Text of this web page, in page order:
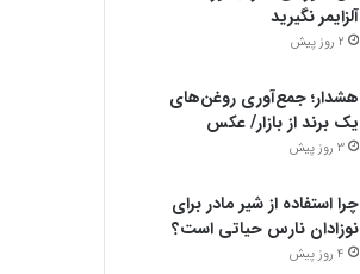
آلزایمر نگیرید
2 روز پیش
هشدار؛ جمع‌آوری روغن‌های
یک برند از بازار/ عکس
3 روز پیش
چرا استفاده از شیر مادر برای
نوزادان نارس حیاتی است؟
4 روز پیش